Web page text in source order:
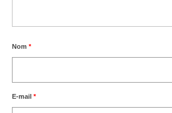
Nom *
E-mail *